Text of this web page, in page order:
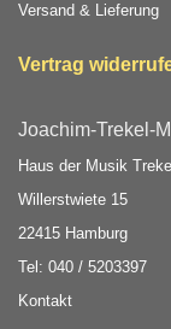
Versand & Lieferung
Vertrag
Joachim-Trekel-
Haus der Musik Trekel
Willerstwiete 15
22415 Hamburg
Tel: 040 / 5203397
Kontakt